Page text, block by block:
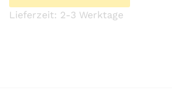
Lieferzeit: 2-3 Werktage